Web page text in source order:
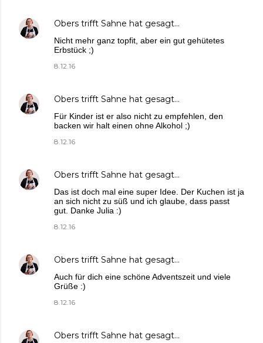
Obers trifft Sahne hat gesagt…
Nicht mehr ganz topfit, aber ein gut gehütetes
Erbstück ;)
8.12.16
Obers trifft Sahne hat gesagt…
Für Kinder ist er also nicht zu empfehlen, den
backen wir halt einen ohne Alkohol ;)
8.12.16
Obers trifft Sahne hat gesagt…
Das ist doch mal eine super Idee. Der Kuchen ist ja
an sich nicht zu süß und ich glaube, dass passt
gut. Danke Julia :)
8.12.16
Obers trifft Sahne hat gesagt…
Auch für dich eine schöne Adventszeit und viele
Grüße :)
8.12.16
Obers trifft Sahne hat gesagt…